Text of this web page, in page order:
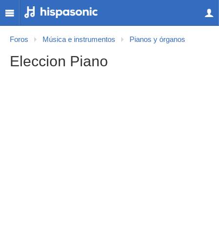
Foros Música e instrumentos Pianos y órganos
Eleccion Piano